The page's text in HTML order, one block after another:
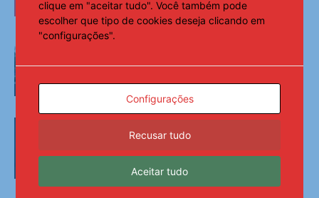
LEIA TAMBÉM
Alex Escobar passa por cirurgia no Rio
Diniz se diz ansioso para contar com
Memphis no Corinthians: ‘Vai dar peso
para o time’
clique em "aceitar tudo". Você também pode
escolher que tipo de cookies deseja clicando em
"configurações".
Configurações
Recusar tudo
Aceitar tudo